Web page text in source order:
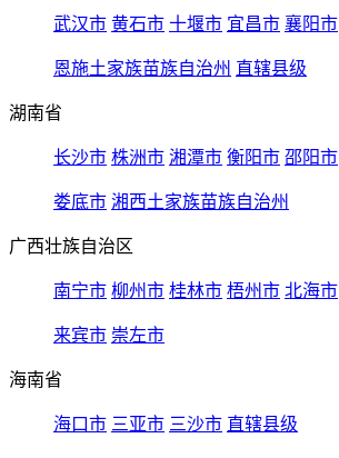
武汉市 黄石市 十堰市 宜昌市 襄阳市
恩施土家族苗族自治州 直辖县级
湖南省
长沙市 株洲市 湘潭市 衡阳市 邵阳市
娄底市 湘西土家族苗族自治州
广西壮族自治区
南宁市 柳州市 桂林市 梧州市 北海市
来宾市 崇左市
海南省
海口市 三亚市 三沙市 直辖县级